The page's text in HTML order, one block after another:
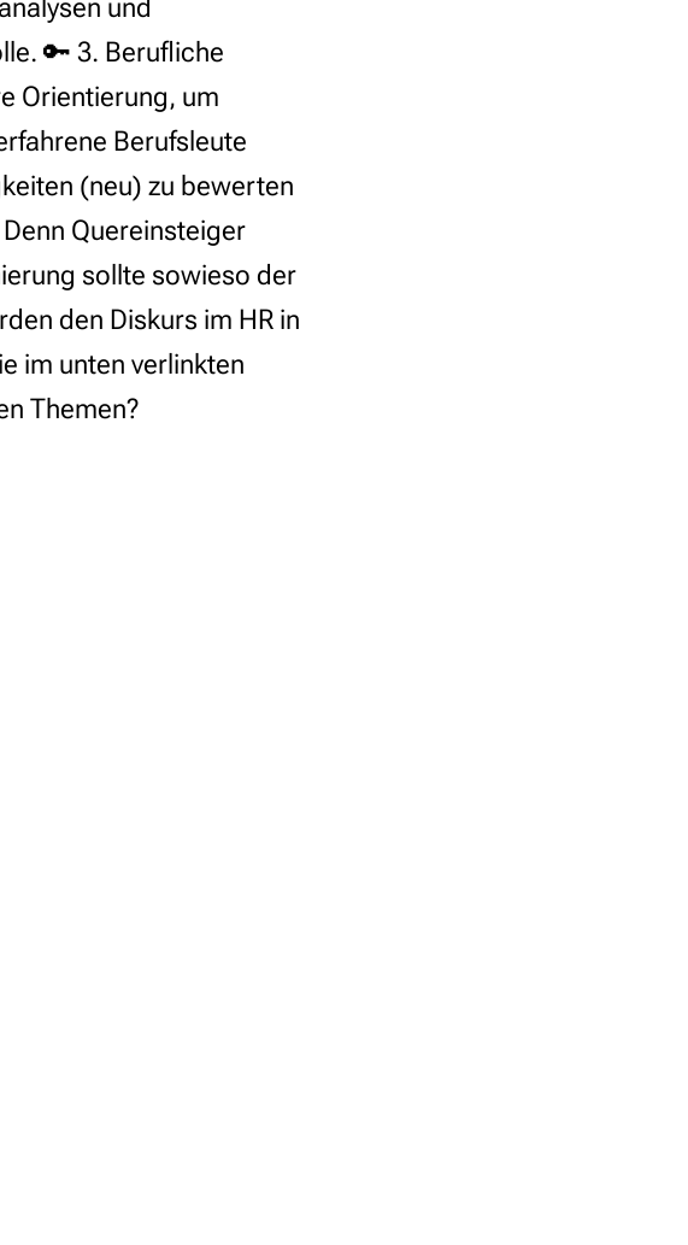
und
🔑 3. Berufliche
Orientierung, um
Berufsleute
(neu) zu bewerten
Quereinsteiger
sollte sowieso der
den Diskurs im HR in
im unten verlinkten
Themen?